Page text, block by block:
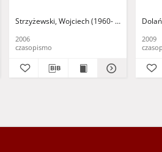
Mańczak, Witold Malinowski, Tadeusz
Strzyżewski, Wojciech (1960- ) - red.
2006
czasopismo
2009